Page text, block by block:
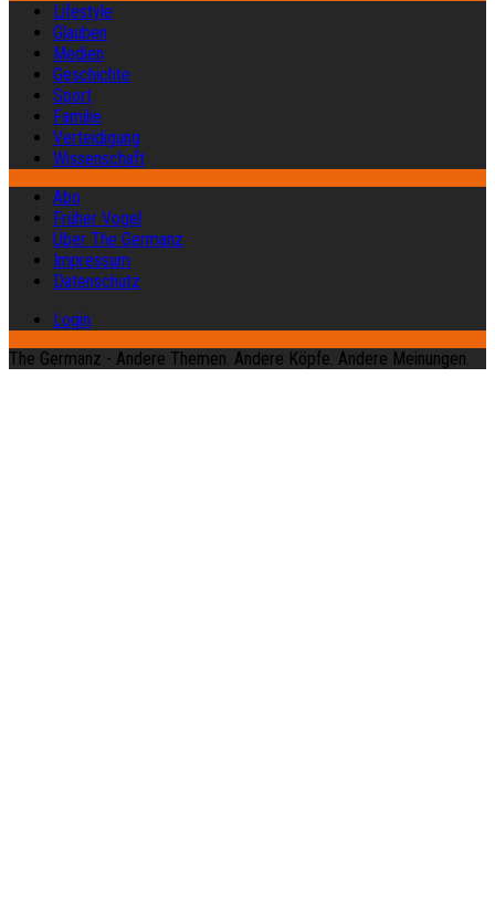
Lifestyle
Glauben
Medien
Geschichte
Sport
Familie
Verteidigung
Wissenschaft
Abo
Früher Vogel
Über The Germanz
Impressum
Datenschutz
Login
The Germanz - Andere Themen. Andere Köpfe. Andere Meinungen.